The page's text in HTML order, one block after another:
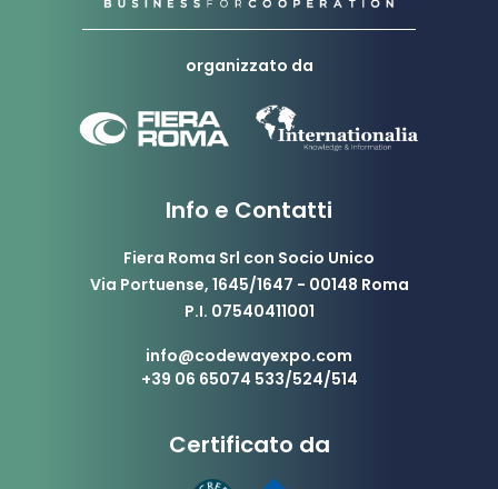
organizzato da
Info e Contatti
Fiera Roma Srl con Socio Unico
Via Portuense, 1645/1647 - 00148 Roma
P.I. 07540411001
info@codewayexpo.com
+39 06 65074 533/524/514
Certificato da